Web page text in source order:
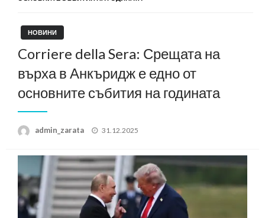
НОВИНИ
Corriere della Sera: Срещата на
върха в Анкъридж е едно от
основните събития на годината
admin_zarata
Posted
31.12.2025